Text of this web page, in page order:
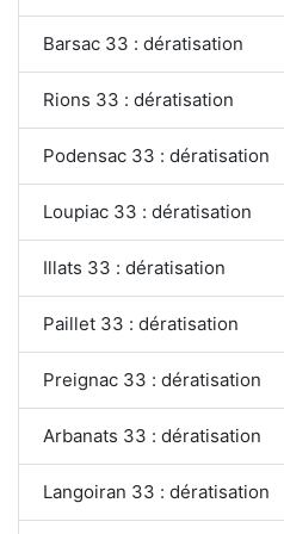
Barsac 33 : dératisation
Rions 33 : dératisation
Podensac 33 : dératisation
Loupiac 33 : dératisation
Illats 33 : dératisation
Paillet 33 : dératisation
Preignac 33 : dératisation
Arbanats 33 : dératisation
Langoiran 33 : dératisation